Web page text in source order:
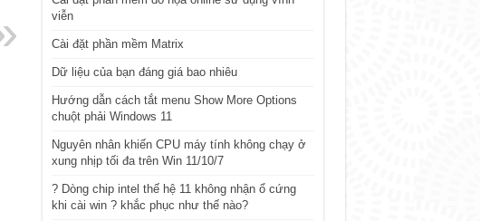
viễn
Cài đặt phần mềm Matrix
Dữ liệu của bạn đáng giá bao nhiêu
Hướng dẫn cách tắt menu Show More Options
chuột phải Windows 11
Nguyên nhân khiến CPU máy tính không chạy ở
xung nhịp tối đa trên Win 11/10/7
? Dòng chip intel thế hệ 11 không nhận ổ cứng
khi cài win ? khắc phục như thế nào?